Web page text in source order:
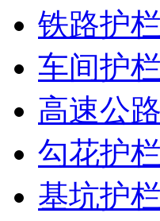
铁路护栏
车间护
高速公
勾花护
基坑护栏